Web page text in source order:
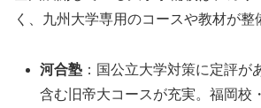
く、九州大学専用のコースや教材が整
河合塾 ：国公立大学対策に定評が
含む旧帝大コースが充実。福岡校